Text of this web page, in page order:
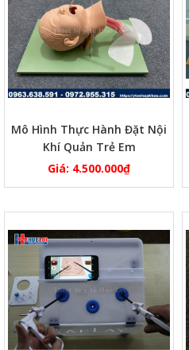
Mô Hình Thực Hành Đặt Nội
Khí Quản Trẻ Em
Giá: 4.500.000₫